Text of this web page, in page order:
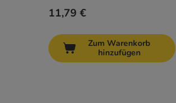
11,79 €
Zum Warenkorb
hinzufügen